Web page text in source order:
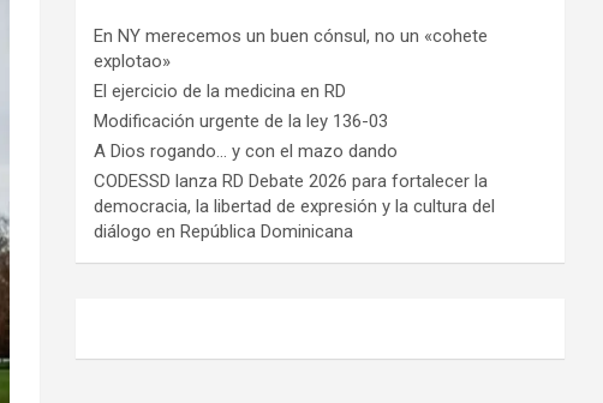
En NY merecemos un buen cónsul, no un «cohete
explotao»
El ejercicio de la medicina en RD
Modificación urgente de la ley 136-03
A Dios rogando… y con el mazo dando
CODESSD lanza RD Debate 2026 para fortalecer la
democracia, la libertad de expresión y la cultura del
diálogo en República Dominicana